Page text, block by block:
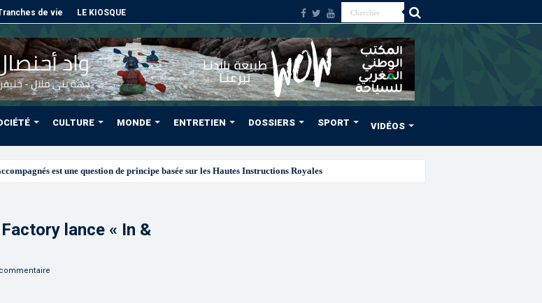
de vie LE KIOSQUE
CULTURE MONDE ENTRETIEN DOSSIERS SPORT VIDÉOS
lance « In &